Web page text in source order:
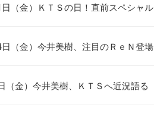
（金）ＫＴＳの日！直前スペシャル
（金）今井美樹、注目のＲｅＮ登場
（金）今井美樹、ＫＴＳへ近況語る